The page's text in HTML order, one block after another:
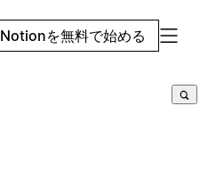
Notionを無料で始める